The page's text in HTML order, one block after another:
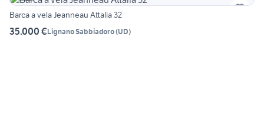
Barca a vela Jeanneau Attalia 32
35.000 €Lignano Sabbiadoro(UD)